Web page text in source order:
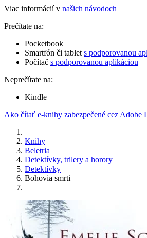
Viac informácií v našich návodoch
Prečítate na:
Pocketbook
Smartfón či tablet s podporovanou
Počítač s podporovanou aplikáciou
Neprečítate na:
Kindle
Ako čítať e-knihy zabezpečené cez Adobe
Knihy
Beletria
Detektívky, trilery a horory
Detektívky
Bohovia smrti